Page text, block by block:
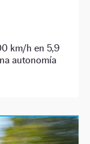
km/h en 5,9
autonomía